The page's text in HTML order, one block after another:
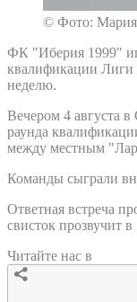
© Фото: Мария
ФК "Иберия 1999"
квалификации Лиги
неделю.
Вечером 4 августа
раунда
между местным
Команды сыграли
Ответная встреча
свисток прозвучит
Читайте нас в